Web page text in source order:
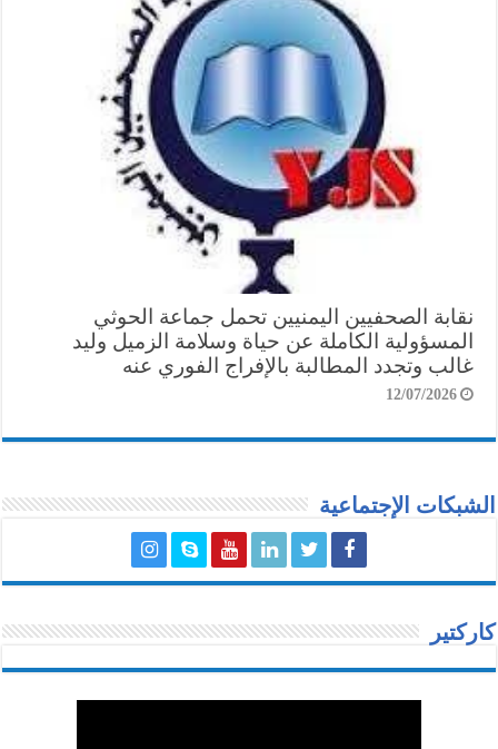
نقابة الصحفيين اليمنيين تحمل جماعة الحوثي
المسؤولية الكاملة عن حياة وسلامة الزميل وليد
غالب وتجدد المطالبة بالإفراج الفوري عنه
12/07/2026
الشبكات الإجتماعية
كاركتير